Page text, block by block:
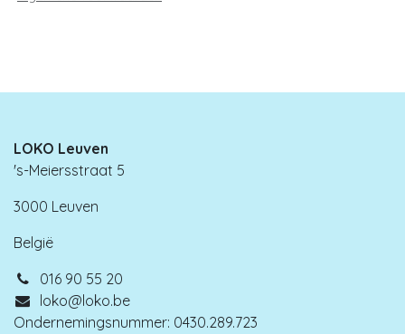
LOKO Leuven
's-Meiersstraat 5
3000 Leuven
België
016 90 55 20
loko@loko.be
Ondernemingsnummer: 0430.289.723